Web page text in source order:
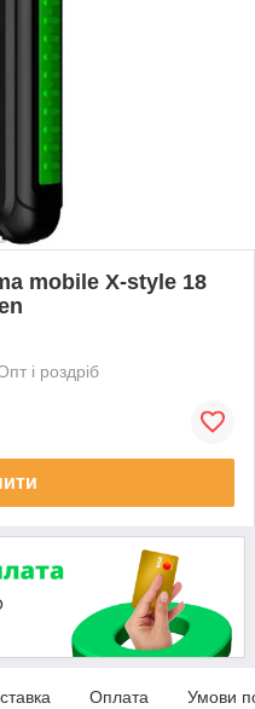
mobile X-style 18
і роздріб
Оплата Умови